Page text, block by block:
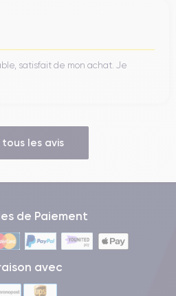
satisfait de mon achat. Je
tous les avis
de Paiement
avec